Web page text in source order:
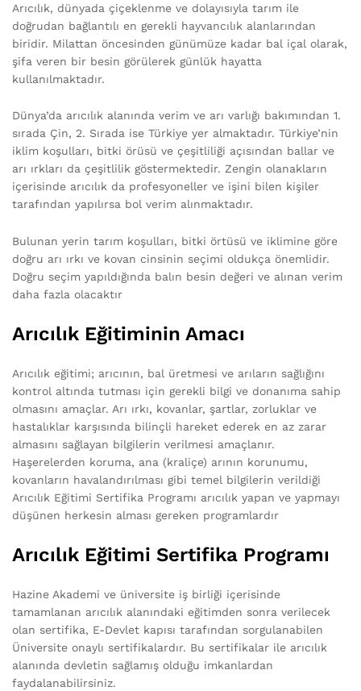
Arıcılık, dünyada çiçeklenme ve dolayısıyla tarım ile
doğrudan bağlantılı en gerekli hayvancılık alanlarından
biridir. Milattan öncesinden günümüze kadar bal içal olarak,
şifa veren bir besin görülerek günlük hayatta
kullanılmaktadır.
Dünya’da arıcılık alanında verim ve arı varlığı bakımından 1.
sırada Çin, 2. Sırada ise Türkiye yer almaktadır. Türkiye’nin
iklim koşulları, bitki örüsü ve çeşitliliği açısından ballar ve
arı ırkları da çeşitlilik göstermektedir. Zengin olanakların
içerisinde arıcılık da profesyoneller ve işini bilen kişiler
tarafından yapılırsa bol verim alınmaktadır.
Bulunan yerin tarım koşulları, bitki örtüsü ve iklimine göre
doğru arı ırkı ve kovan cinsinin seçimi oldukça önemlidir.
Doğru seçim yapıldığında balın besin değeri ve alınan verim
daha fazla olacaktır
Arıcılık Eğitiminin Amacı
Arıcılık eğitimi; arıcının, bal üretmesi ve arıların sağlığını
kontrol altında tutması için gerekli bilgi ve donanıma sahip
olmasını amaçlar. Arı ırkı, kovanlar, şartlar, zorluklar ve
hastalıklar karşısında bilinçli hareket ederek en az zarar
almasını sağlayan bilgilerin verilmesi amaçlanır.
Haşerelerden koruma, ana (kraliçe) arının korunumu,
kovanların havalandırılması gibi temel bilgilerin verildiği
Arıcılık Eğitimi Sertifika Programı arıcılık yapan ve yapmayı
düşünen herkesin alması gereken programlardır
Arıcılık Eğitimi Sertifika Programı
Hazine Akademi ve üniversite iş birliği içerisinde
tamamlanan arıcılık alanındaki eğitimden sonra verilecek
olan sertifika, E-Devlet kapısı tarafından sorgulanabilen
Üniversite onaylı sertifikalardır. Bu sertifikalar ile arıcılık
alanında devletin sağlamış olduğu imkanlardan
faydalanabilirsiniz.